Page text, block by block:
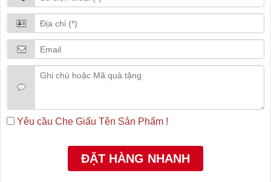
Yêu cầu Che Giấu Tên Sản Phẩm !